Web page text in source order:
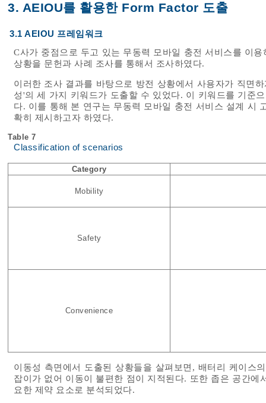
3. AEIOU를 활용한 Form Factor 도출
3.1 AEIOU 프레임워크
C사가 중점으로 두고 있는 무동력 모바일 충전 서비스를 이
상황을 문헌과 사례 조사를 통해서 조사하였다.
이러한 조사 결과를 바탕으로 방전 상황에서 사용자가 직면
성'의 세 가지 키워드가 도출할 수 있었다. 이 키워드를 기준
다. 이를 통해 본 연구는 무동력 모바일 충전 서비스 설계 시
확히 제시하고자 하였다.
Table 7
Classification of scenarios
Category
Mobility
Safety
Convenience
이동성 측면에서 도출된 상황들을 살펴보면, 배터리 케이스
잡이가 없어 이동이 불편한 점이 지적된다. 또한 좁은 공간
요한 제약 요소로 분석되었다.